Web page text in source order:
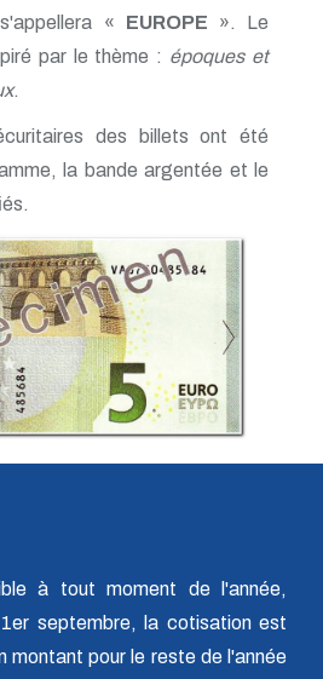
« EUROPE ». Le
par le thème : époques et
.
des billets ont été
la bande argentée et le
à tout moment de l'année,
septembre, la cotisation est
montant pour le reste de l'année